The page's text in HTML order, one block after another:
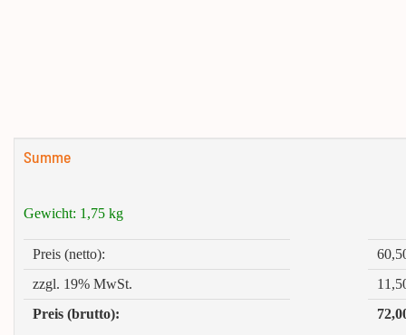
Summe
Gewicht: 1,75 kg
Preis (netto):
zzgl. 19% MwSt.
Preis (brutto):